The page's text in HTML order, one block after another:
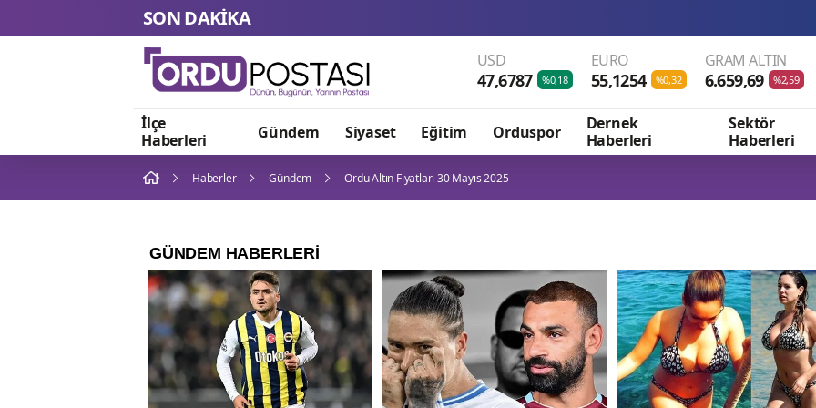
SON DAKİKA Menderes
USD
47,6787 %0,18
EURO
55,1254 %0,32
GRAM ALTIN
6.659,69 %2,59
İlçe
Haberleri
Gündem Siyaset Eğitim Orduspor
Dernek
Haberleri
Sektör
Haberleri
Haberler Gündem Ordu Altın Fiyatları 30 Mayıs 2025